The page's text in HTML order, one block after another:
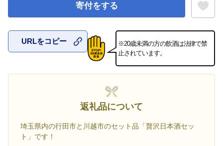
寄付をする
お気に入
URLをコピー
※20歳未満の方の飲酒は法律で禁
止されています。
返礼品について
埼玉県内の行田市と川越市のセット品「贅沢日本酒セッ
ト」です！